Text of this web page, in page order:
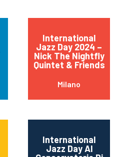
International
Jazz Day 2024 –
Nick The Nightfly
Quintet & Friends
Milano
International
Jazz Day Al